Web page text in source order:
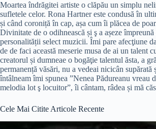
Moartea îndrăgitei artiste o clăpău un simplu
sufletele celor. Rona Hartner este condusă în
și când coroniță în cap, așa cum îi plăcea de
Divinitate de o odihnească și ş a așeze
personalității select muzicii. Îmi pare afecţiune
de de faci această meserie musa de ai un talent
creatorul și dumneae o bogăţie talentul ăsta, a
permanență văsări, nu a vedeai nicicân supărată
întâlneam îmi spunea ”Nenea Pădureanu vreau
melodia lot ş locuitor”, îi cântam, râdea și mă
Cele Mai Citite Articole Recente